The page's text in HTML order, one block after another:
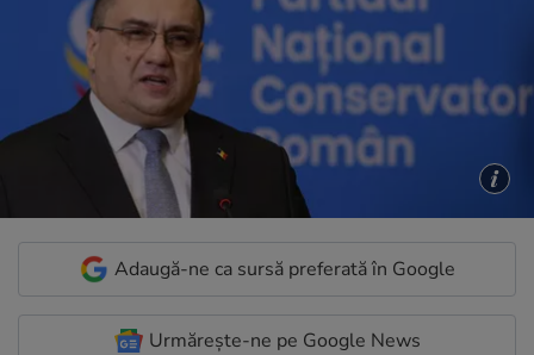
Adaugă-ne ca sursă preferată în Google
Urmărește-ne pe Google News